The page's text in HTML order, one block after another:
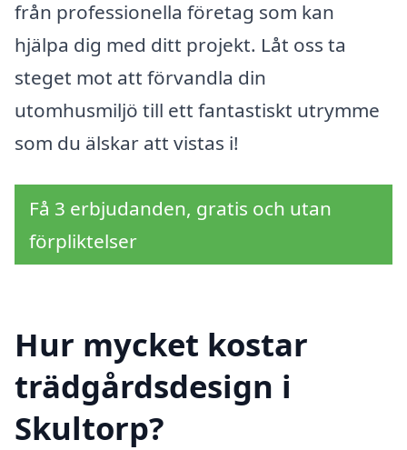
från professionella företag som kan
hjälpa dig med ditt projekt. Låt oss ta
steget mot att förvandla din
utomhusmiljö till ett fantastiskt utrymme
som du älskar att vistas i!
Få 3 erbjudanden, gratis och utan
förpliktelser
Hur mycket kostar
trädgårdsdesign i
Skultorp?